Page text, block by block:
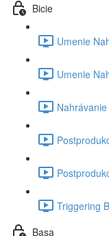
Bicie
Umenie
Umenie
Triggering
Basa